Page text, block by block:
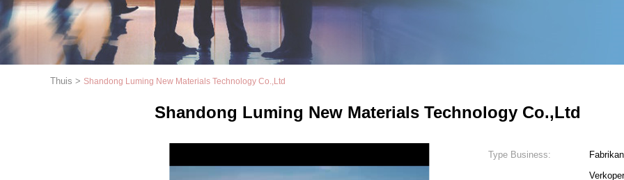
Thuis > Shandong Luming New Materials Technology Co.,Ltd
Shandong Luming New Materials Technology Co.,Ltd
Type Business:
Verkoper